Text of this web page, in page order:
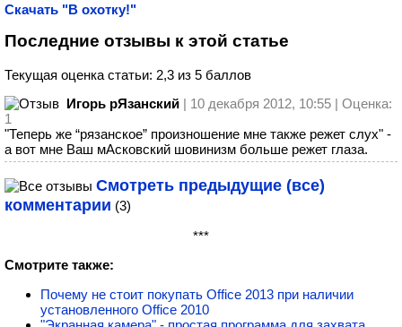
Скачать "В охотку!"
Последние отзывы к этой статье
Текущая оценка статьи: 2,3 из 5 баллов
Игорь рЯзанский | 10 декабря 2012, 10:55 | Оценка:
1
"Теперь же “рязанское” произношение мне также режет слух" -
а вот мне Ваш мАсковский шовинизм больше режет глаза.
Смотреть предыдущие (все)
комментарии (3)
***
Смотрите также:
Почему не стоит покупать Office 2013 при наличии
установленного Office 2010